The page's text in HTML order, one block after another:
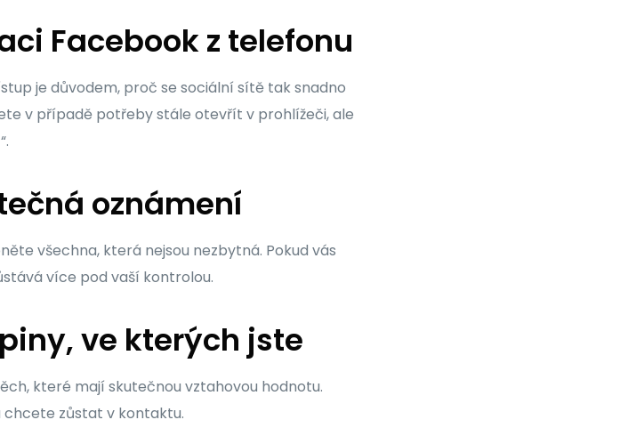
Facebook z telefonu
je důvodem, proč se sociální sítě tak snadno
v případě potřeby stále otevřít v prohlížeči, ale
oznámení
všechna, která nejsou nezbytná. Pokud vás
více pod vaší kontrolou.
ve kterých jste
které mají skutečnou vztahovou hodnotu.
chcete zůstat v kontaktu.